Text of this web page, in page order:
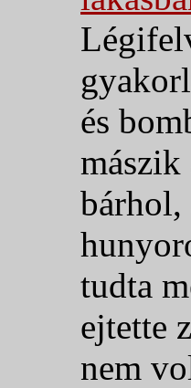
és
tudta
ejtette
nem